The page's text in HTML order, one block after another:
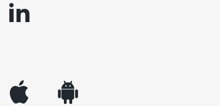
linkedin
appleinc android